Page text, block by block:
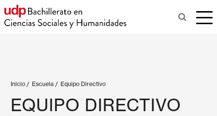
Inicio / Escuela / Equipo Directivo
EQUIPO DIRECTIVO